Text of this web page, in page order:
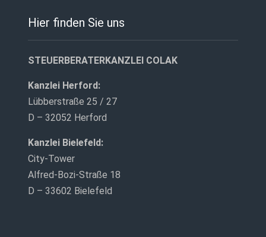
Hier finden Sie uns
STEUERBERATERKANZLEI COLAK
Kanzlei Herford:
Lübberstraße 25 / 27
D – 32052 Herford
Kanzlei Bielefeld:
City-Tower
Alfred-Bozi-Straße 18
D – 33602 Bielefeld